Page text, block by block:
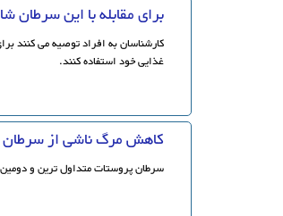
برای مقابله با این سرطان
کارشناسان به افراد توصیه می کنند
غذایی خود استفاده کنند.
کاهش مرگ ناشی از
سرطان پروستات متداول ترین و